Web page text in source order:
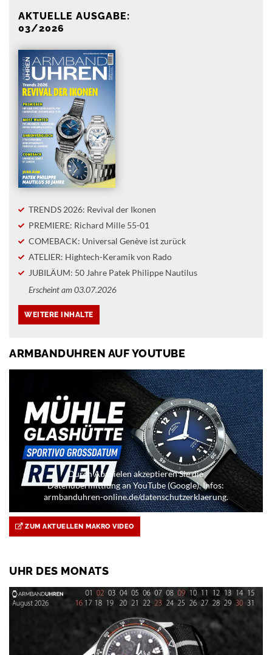
AKTUELLE AUSGABE:
03/2026
TRENDS 2026: Revival der Ikonen
PREMIERE: Richard Mille 55-01
COMEBACK: Universal Genève ist zurück
ATELIER: Hightech-Keramik von Rado
JUBILÄUM: 50 Jahre Patek Philippe Nautilus
Erscheint am 03.07.2026
ARMBANDUHREN AUF YOUTUBE
Durch Abspielen akzeptieren Sie die
Datenübermittlung an YouTube (Google). Infos:
armbanduhren-online.de/datenschutzerklaerung.
ZUM AKTUELLEN MAKRO VIDEO
UHR DES MONATS